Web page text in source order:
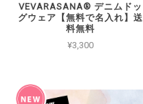
VEVARASANA®︎ デニムドッ
グウェア【無料で名入れ】送
料無料
¥3,300